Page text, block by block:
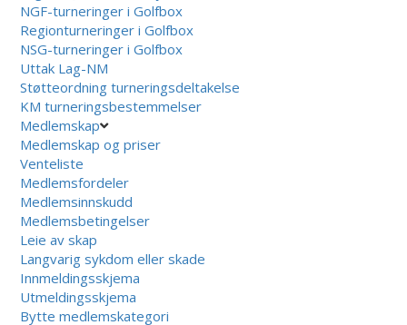
NGF-turneringer i Golfbox
Regionturneringer i Golfbox
NSG-turneringer i Golfbox
Uttak Lag-NM
Støtteordning turneringsdeltakelse
KM turneringsbestemmelser
Medlemskap
Medlemskap og priser
Venteliste
Medlemsfordeler
Medlemsinnskudd
Medlemsbetingelser
Leie av skap
Langvarig sykdom eller skade
Innmeldingsskjema
Utmeldingsskjema
Bytte medlemskategori